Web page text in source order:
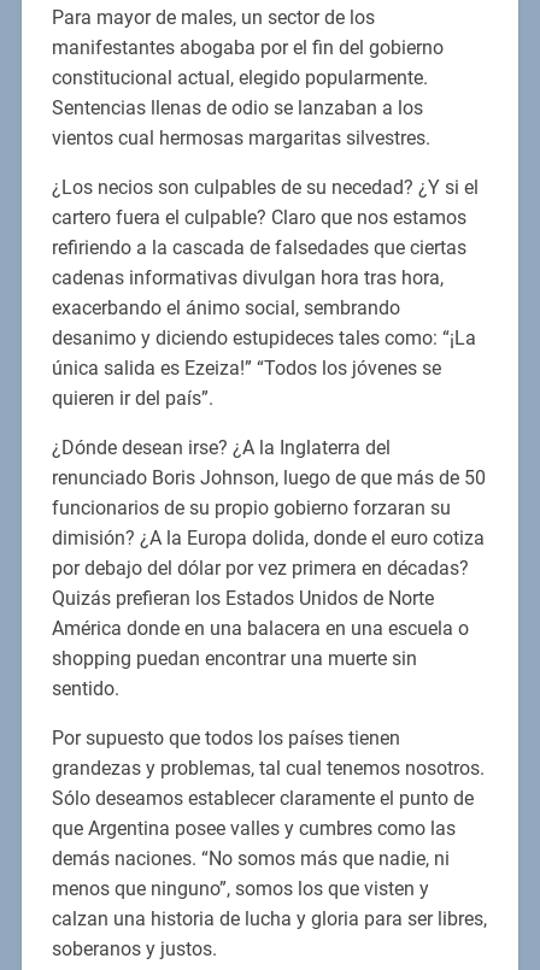
Para mayor de males, un sector de los
manifestantes abogaba por el fin del gobierno
constitucional actual, elegido popularmente.
Sentencias llenas de odio se lanzaban a los
vientos cual hermosas margaritas silvestres.
¿Los necios son culpables de su necedad? ¿Y si el
cartero fuera el culpable? Claro que nos estamos
refiriendo a la cascada de falsedades que ciertas
cadenas informativas divulgan hora tras hora,
exacerbando el ánimo social, sembrando
desanimo y diciendo estupideces tales como: “¡La
única salida es Ezeiza!” “Todos los jóvenes se
quieren ir del país”.
¿Dónde desean irse? ¿A la Inglaterra del
renunciado Boris Johnson, luego de que más de 50
funcionarios de su propio gobierno forzaran su
dimisión? ¿A la Europa dolida, donde el euro cotiza
por debajo del dólar por vez primera en décadas?
Quizás prefieran los Estados Unidos de Norte
América donde en una balacera en una escuela o
shopping puedan encontrar una muerte sin
sentido.
Por supuesto que todos los países tienen
grandezas y problemas, tal cual tenemos nosotros.
Sólo deseamos establecer claramente el punto de
que Argentina posee valles y cumbres como las
demás naciones. “No somos más que nadie, ni
menos que ninguno”, somos los que visten y
calzan una historia de lucha y gloria para ser libres,
soberanos y justos.